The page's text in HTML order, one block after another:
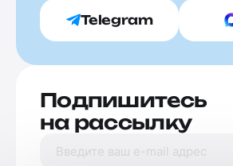
Telegram
Подпишитесь
на рассылку